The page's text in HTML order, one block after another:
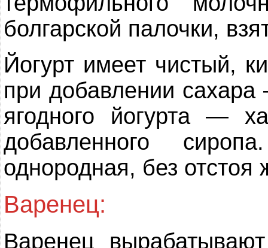
болгарской палочки,
Йогурт имеет чистый,
при добавлении
ягодного йогурта —
добавленного
однородная, без отстоя
Варенец:
Варенец